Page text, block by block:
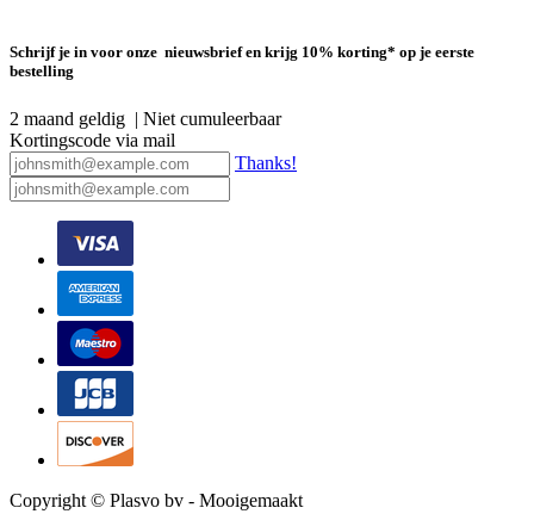
Schrijf je in voor onze nieuwsbrief en krijg 10% korting* op je eerste
bestelling
2 maand geldig | Niet cumuleerbaar
Kortingscode via mail
Thanks!
Copyright © Plasvo bv - Mooigemaakt